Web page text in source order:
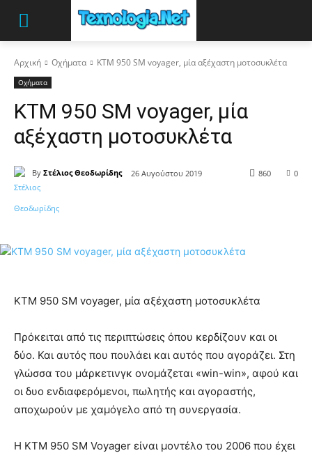
Αρχική Οχήματα KTM 950 SM voyager, μία αξέχαστη μοτοσυκλέτα
Οχήματα
KTM 950 SM voyager, μία
αξέχαστη μοτοσυκλέτα
By Στέλιος Θεοδωρίδης 26 Αυγούστου 2019 0
860
KTM 950 SM voyager, μία αξέχαστη μοτοσυκλέτα
Πρόκειται από τις περιπτώσεις όπου κερδίζουν και οι
δύο. Και αυτός που πουλάει και αυτός που αγοράζει. Στη
γλώσσα του μάρκετινγκ ονομάζεται «win-win», αφού και
οι δυο ενδιαφερόμενοι, πωλητής και αγοραστής,
αποχωρούν με χαμόγελο από τη συνεργασία.
Η ΚΤΜ 950 SM Voyager είναι μοντέλο του 2006 που έχει